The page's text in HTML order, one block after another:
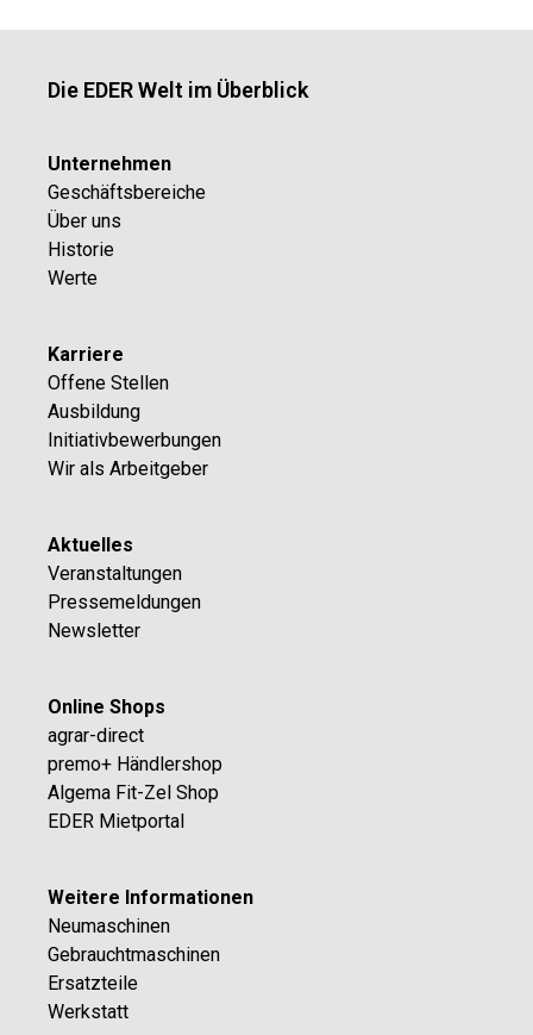
Die EDER Welt im Überblick
Unternehmen
Geschäftsbereiche
Über uns
Historie
Werte
Karriere
Offene Stellen
Ausbildung
Initiativbewerbungen
Wir als Arbeitgeber
Aktuelles
Veranstaltungen
Pressemeldungen
Newsletter
Online Shops
agrar-direct
premo+ Händlershop
Algema Fit-Zel Shop
EDER Mietportal
Weitere Informationen
Neumaschinen
Gebrauchtmaschinen
Ersatzteile
Werkstatt